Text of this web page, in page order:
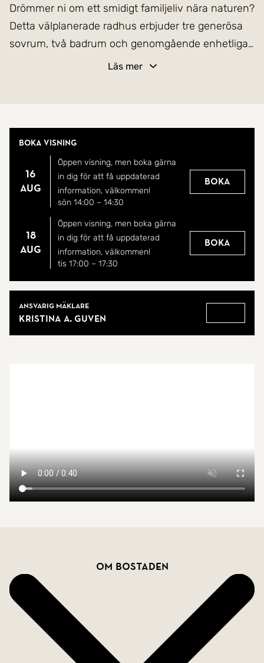
Drömmer ni om ett smidigt familjeliv nära naturen?
Detta välplanerade radhus erbjuder tre generösa
sovrum, två badrum och genomgående enhetliga,
umgänge.
Smidig vardag:
Belyst bilplats direkt på framgården och ett
praktiskt isolerat förråd samt terrass med markiser
på bakgården.
Toppläge:
endast ett stenkast från förskola , idylliska Edssjön
samt bekvämt gångavstånd till pendeltåget.
Läs mer
Boka visning
16
aug
Öppen visning, men boka gärna
in dig för att få uppdaterad
information, välkommen!
sön 14:00 – 14:30
Boka
18
aug
Öppen visning, men boka gärna
in dig för att få uppdaterad
information, välkommen!
tis 17:00 – 17:30
Boka
Ansvarig mäklare
Kristina A. Guven
Om bostaden